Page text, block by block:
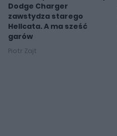
Dodge Charger
zawstydza starego
Hellcata. A ma sześć
garów
Piotr Zajt